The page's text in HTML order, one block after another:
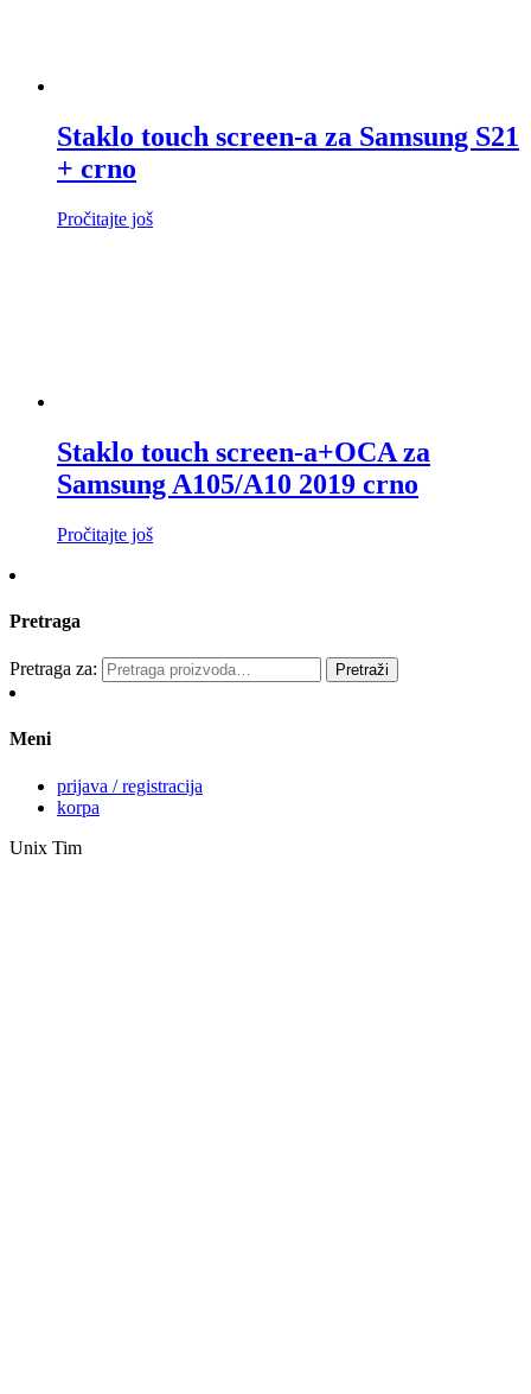
Staklo touch screen-a za Samsung S21
+ crno
Pročitajte još
Staklo touch screen-a+OCA za
Samsung A105/A10 2019 crno
Pročitajte još
Pretraga
Pretraga za: Pretraži
Meni
prijava / registracija
korpa
Unix Tim